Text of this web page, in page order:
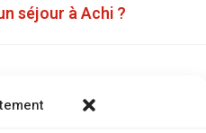
séjour à Achi ?